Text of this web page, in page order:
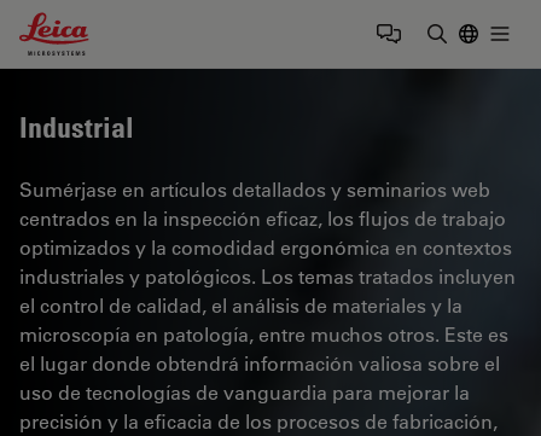
Leica Microsystems Logo
Industrial
Sumérjase en artículos detallados y seminarios web
centrados en la inspección eficaz, los flujos de trabajo
optimizados y la comodidad ergonómica en contextos
industriales y patológicos. Los temas tratados incluyen
el control de calidad, el análisis de materiales y la
microscopía en patología, entre muchos otros. Este es
el lugar donde obtendrá información valiosa sobre el
uso de tecnologías de vanguardia para mejorar la
precisión y la eficacia de los procesos de fabricación,